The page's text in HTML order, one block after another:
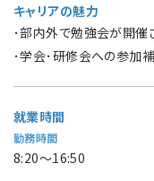
キャリアの魅力
･部内外で勉強会が開催
･学会･研修会への参加
就業時間
勤務時間
8:20〜16:50